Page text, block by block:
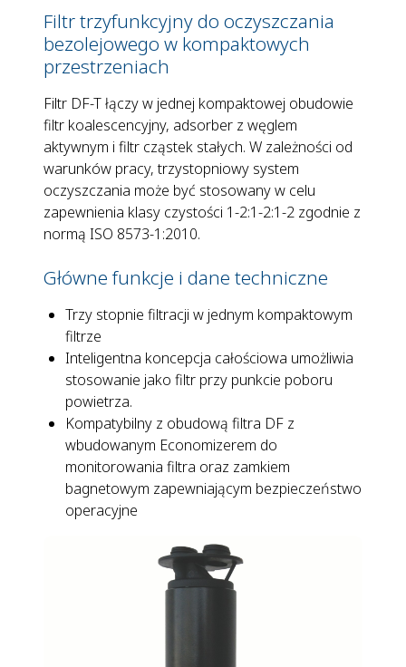
Filtr trzyfunkcyjny do oczyszczania
bezolejowego w kompaktowych
przestrzeniach
Filtr DF-T łączy w jednej kompaktowej obudowie
filtr koalescencyjny, adsorber z węglem
aktywnym i filtr cząstek stałych. W zależności od
warunków pracy, trzystopniowy system
oczyszczania może być stosowany w celu
zapewnienia klasy czystości 1-2:1-2:1-2 zgodnie z
normą ISO 8573-1:2010.
Główne funkcje i dane techniczne
Trzy stopnie filtracji w jednym kompaktowym
filtrze
Inteligentna koncepcja całościowa umożliwia
stosowanie jako filtr przy punkcie poboru
powietrza.
Kompatybilny z obudową filtra DF z
wbudowanym Economizerem do
monitorowania filtra oraz zamkiem
bagnetowym zapewniającym bezpieczeństwo
operacyjne